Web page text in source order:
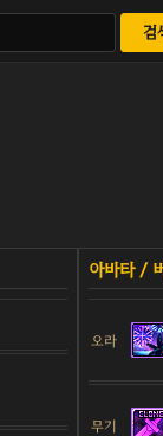
검
오라
무기